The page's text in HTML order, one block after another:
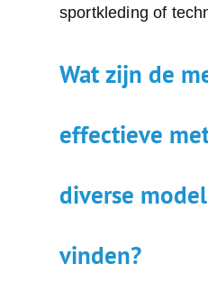
sportkleding of
Wat zijn de
effectieve
diverse
vinden?